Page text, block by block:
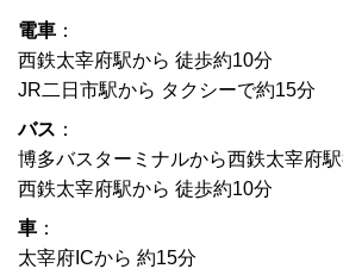
電車 ：
西鉄太宰府駅から 徒歩約10分
JR二日市駅から タクシーで約15分
バス ：
博多バスターミナルから西鉄太宰府
西鉄太宰府駅から 徒歩約10分
車 ：
太宰府ICから 約15分